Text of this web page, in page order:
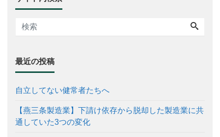
最近の投稿
自立してない健常者たちへ
【燕三条製造業】下請け依存から脱却した製造業に共
通していた3つの変化